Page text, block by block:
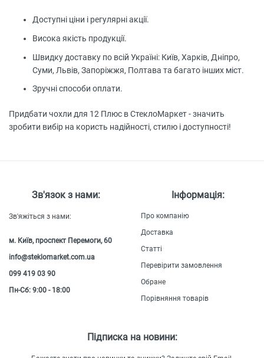
Доступні ціни і регулярні акції.
Висока якість продукції.
Швидку доставку по всій Україні: Київ, Харків, Дніпро,
Суми, Львів, Запоріжжя, Полтава та багато інших міст.
Зручні способи оплати.
Придбати чохли для 12 Плюс в СтеклоМаркет - значить
зробити вибір на користь надійності, стилю і доступності!
Зв'язок з нами:
Зв'яжіться з нами:
м. Київ, проспект Перемоги, 60
info@steklomarket.com.ua
099 419 03 90
Пн-Сб: 9:00 - 18:00
Інформація:
Про компанію
Доставка
Статті
Перевірити замовлення
Обране
Порівняння товарів
Підписка на новини: